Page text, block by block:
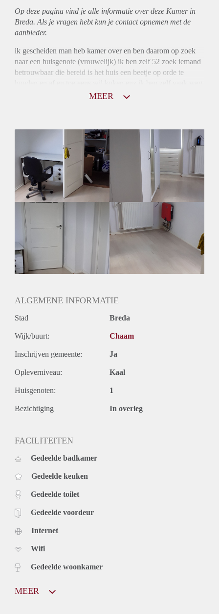
Op deze pagina vind je alle informatie over deze Kamer in
Breda. Als je vragen hebt kun je contact opnemen met de
aanbieder.
ik gescheiden man heb kamer over en ben daarom op zoek
naar een huisgenote (vrouwelijk) ik ben zelf 52 zoek iemand
betrouwbaar die bereid is het huis een beetje op orde te
voor mijn werk en maak lange dagen interesse ? prijs in
MEER
ALGEMENE INFORMATIE
Stad Breda
Wijk/buurt: Chaam
Inschrijven gemeente: Ja
Opleverniveau: Kaal
Huisgenoten: 1
Bezichtiging In overleg
FACILITEITEN
Gedeelde badkamer
Gedeelde keuken
Gedeelde toilet
Gedeelde voordeur
Internet
Wifi
Gedeelde woonkamer
MEER